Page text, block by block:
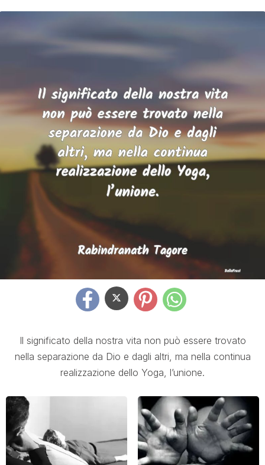
Il significato della nostra vita non può essere trovato
nella separazione da Dio e dagli altri, ma nella continua
realizzazione dello Yoga, l’unione.